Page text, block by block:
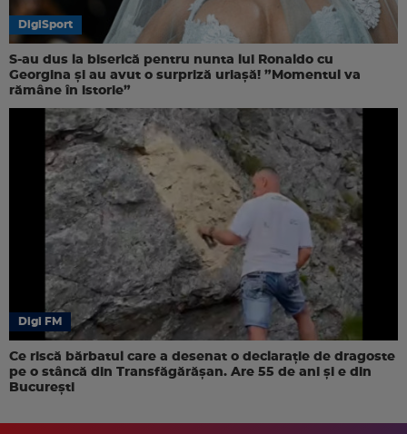
DigiSport
S-au dus la biserică pentru nunta lui Ronaldo cu
Georgina și au avut o surpriză uriașă! ”Momentul va
rămâne în istorie”
Digi FM
Ce riscă bărbatul care a desenat o declarație de dragoste
pe o stâncă din Transfăgărășan. Are 55 de ani și e din
București